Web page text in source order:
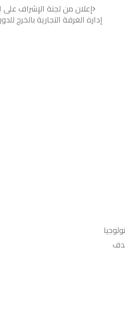
إعلان من لجنة الإشراف
إدارة الغرفة التجارية بالخرج للدورة (1447 –